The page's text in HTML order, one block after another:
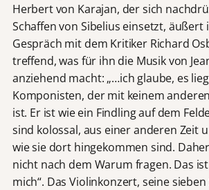
Herbert von Karajan, der sich
Schaffen von Sibelius einsetzt, äußert
Gespräch mit dem Kritiker Richard
treffend, was für ihn die Musik von
anziehend macht: „…ich glaube, es
Komponisten, der mit keinem
ist. Er ist wie ein Findling auf dem
sind kolossal, aus einer anderen Zeit
wie sie dort hingekommen sind.
nicht nach dem Warum fragen. Das
mich“. Das Violinkonzert, seine